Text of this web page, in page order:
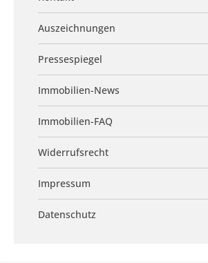
Auszeichnungen
Pressespiegel
Immobilien-News
Immobilien-FAQ
Widerrufsrecht
Impressum
Datenschutz